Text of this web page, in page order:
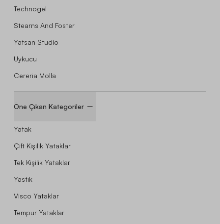
Technogel
Stearns And Foster
Yatsan Studio
Uykucu
Cereria Molla
Öne Çıkan Kategoriler
Yatak
Çift Kişilik Yataklar
Tek Kişilik Yataklar
Yastık
Visco Yataklar
Tempur Yataklar